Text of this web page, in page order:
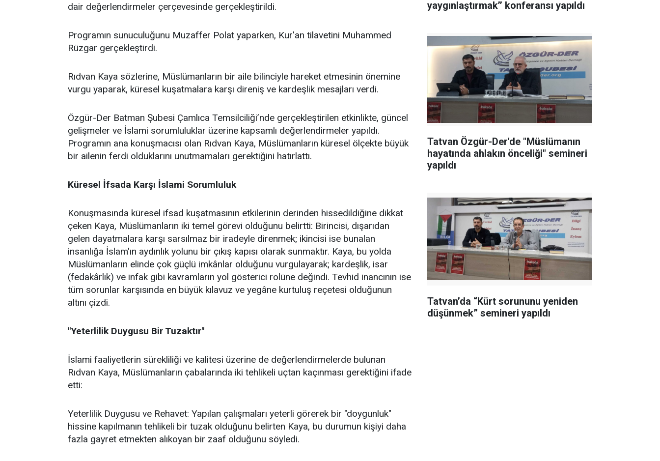
dair değerlendirmeler çerçevesinde gerçekleştirildi.
Programın sunuculuğunu Muzaffer Polat yaparken, Kur'an tilavetini Muhammed
Rüzgar gerçekleştirdi.
Rıdvan Kaya sözlerine, Müslümanların bir aile bilinciyle hareket etmesinin önemine
vurgu yaparak, küresel kuşatmalara karşı direniş ve kardeşlik mesajları verdi.
Özgür-Der Batman Şubesi Çamlıca Temsilciliği’nde gerçekleştirilen etkinlikte, güncel
gelişmeler ve İslami sorumluluklar üzerine kapsamlı değerlendirmeler yapıldı.
Programın ana konuşmacısı olan Rıdvan Kaya, Müslümanların küresel ölçekte büyük
bir ailenin ferdi olduklarını unutmamaları gerektiğini hatırlattı.
Küresel İfsada Karşı İslami Sorumluluk
Konuşmasında küresel ifsad kuşatmasının etkilerinin derinden hissedildiğine dikkat
çeken Kaya, Müslümanların iki temel görevi olduğunu belirtti: Birincisi, dışarıdan
gelen dayatmalara karşı sarsılmaz bir iradeyle direnmek; ikincisi ise bunalan
insanlığa İslam'ın aydınlık yolunu bir çıkış kapısı olarak sunmaktır. Kaya, bu yolda
Müslümanların elinde çok güçlü imkânlar olduğunu vurgulayarak; kardeşlik, isar
(fedakârlık) ve infak gibi kavramların yol gösterici rolüne değindi. Tevhid inancının ise
tüm sorunlar karşısında en büyük kılavuz ve yegâne kurtuluş reçetesi olduğunun
altını çizdi.
"Yeterlilik Duygusu Bir Tuzaktır"
İslami faaliyetlerin sürekliliği ve kalitesi üzerine de değerlendirmelerde bulunan
Rıdvan Kaya, Müslümanların çabalarında iki tehlikeli uçtan kaçınması gerektiğini ifade
etti:
Yeterlilik Duygusu ve Rehavet: Yapılan çalışmaları yeterli görerek bir "doygunluk"
hissine kapılmanın tehlikeli bir tuzak olduğunu belirten Kaya, bu durumun kişiyi daha
fazla gayret etmekten alıkoyan bir zaaf olduğunu söyledi.
yaygınlaştırmak’’ konferansı yapıldı
Tatvan Özgür-Der'de "Müslümanın
hayatında ahlakın önceliği" semineri
yapıldı
Tatvan’da “Kürt sorununu yeniden
düşünmek” semineri yapıldı